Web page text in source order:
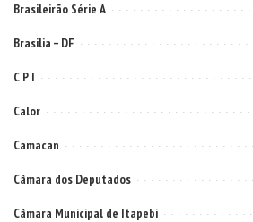
Brasileirão Série A
Brasilia – DF
C P I
Calor
Camacan
Câmara dos Deputados
Câmara Municipal de Itapebi